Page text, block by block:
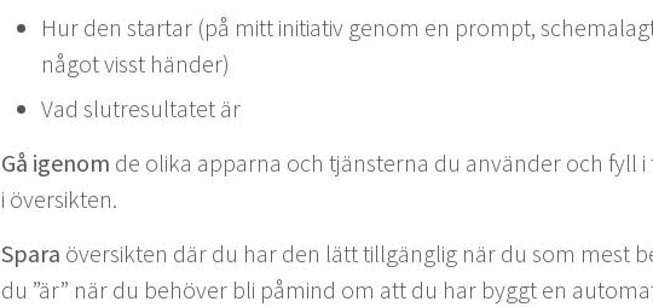
Hur den star­tar (på mitt ini­tia­tiv genom en prompt,
något visst händer)
Vad slutre­sul­tatet är
Gå igenom de oli­ka appar­na och tjän­ster­na du använ­der och fyll
i översikten.
Spara över­sik­ten där du har den lätt till­gäng­lig när du som mest
du ”är” när du behöver bli påmind om att du har byg­gt en